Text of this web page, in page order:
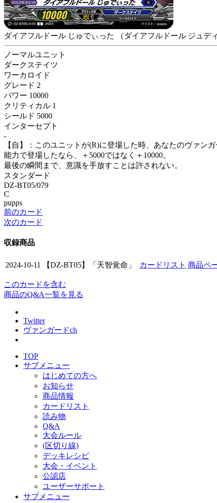
ダイアフルドール じゅでぃった （ダイアフルドール ジュデ
ノーマルユニット
ダークステイツ
ワーカロイド
グレード 2
パワー 10000
クリティカル 1
シールド 5000
インターセプト
-
【自】：このユニットが(R)に登場した時、あなたのヴァン
能力で登場したなら、＋5000ではなく＋10000。
最後の瞬間まで、意識を手放すことは許されない。
スタンダード
DZ-BT05/079
C
pupps
前のカード
次のカード
収録商品
2024-10-11 【DZ-BT05】「天智覚命」 カードリスト 商品ペ
このカードを含む
商品のQ&A一覧を見る
Twitter
ヴァンガードch
TOP
サブメニュー
はじめての方へ
お知らせ
商品情報
カードリスト
読み物
Q&A
大会ルール
(区切り線)
デッキレシピ
大会・イベント
公認店
ユーザーサポート
サブメニュー